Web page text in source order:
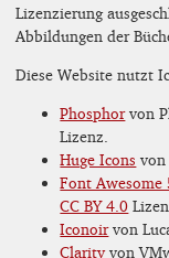
Lizenzierung
Abbildungen der
Diese Website nutzt
Phosphorvon
Lizenz.
Huge Icons von
Font Awesome
CC BY 4.0
Iconoirvon
Clarityvon